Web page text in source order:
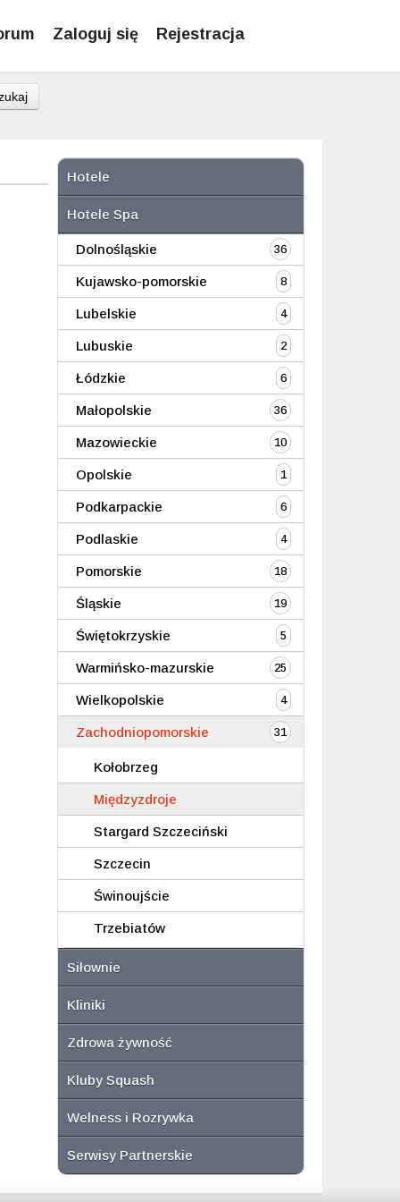
Zaloguj się Rejestracja
Hotele
Hotele Spa
Dolnośląskie 36
Kujawsko-pomorskie 8
Lubelskie 4
Lubuskie 2
Łódzkie 6
Małopolskie 36
Mazowieckie 10
Opolskie 1
Podkarpackie 6
Podlaskie 4
Pomorskie 18
Śląskie 19
Świętokrzyskie 5
Warmińsko-mazurskie 25
Wielkopolskie 4
Zachodniopomorskie 31
Kołobrzeg
Międzyzdroje
Stargard Szczeciński
Szczecin
Świnoujście
Trzebiatów
Siłownie
Kliniki
Zdrowa żywność
Kluby Squash
Welness i Rozrywka
Serwisy Partnerskie